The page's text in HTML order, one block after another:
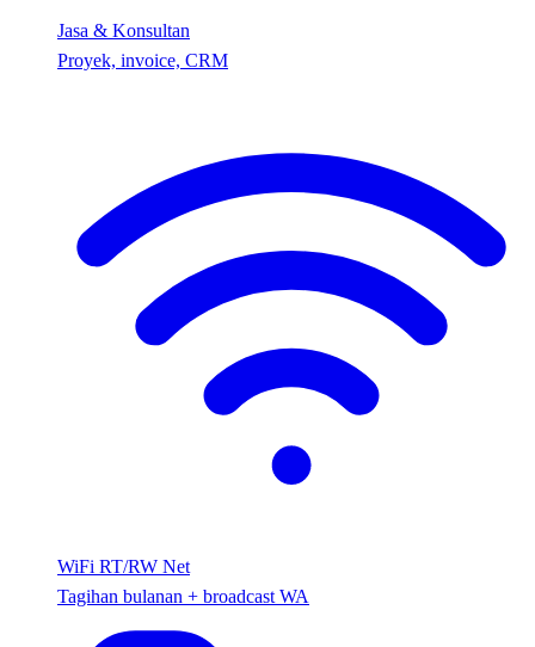
Jasa & Konsultan
Proyek, invoice, CRM
WiFi RT/RW Net
Tagihan bulanan + broadcast WA